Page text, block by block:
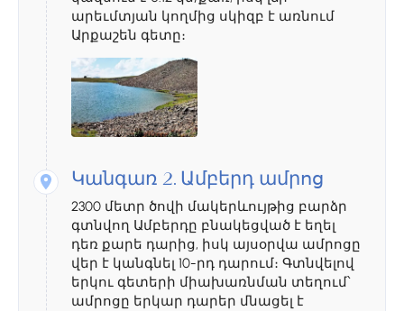
արեւմտյան կողմից սկիզբ է առնում
Արքաշեն գետը։
Կանգառ 2. Ամբերդ ամրոց
2300 մետր ծովի մակերևույթից բարձր
գտնվող Ամբերդը բնակեցված է եղել
դեռ քարե դարից, իսկ այսօրվա ամրոցը
վեր է կանգնել 10-րդ դարում։ Գտնվելով
երկու գետերի միախառնման տեղում՝
ամրոցը երկար դարեր մնացել է